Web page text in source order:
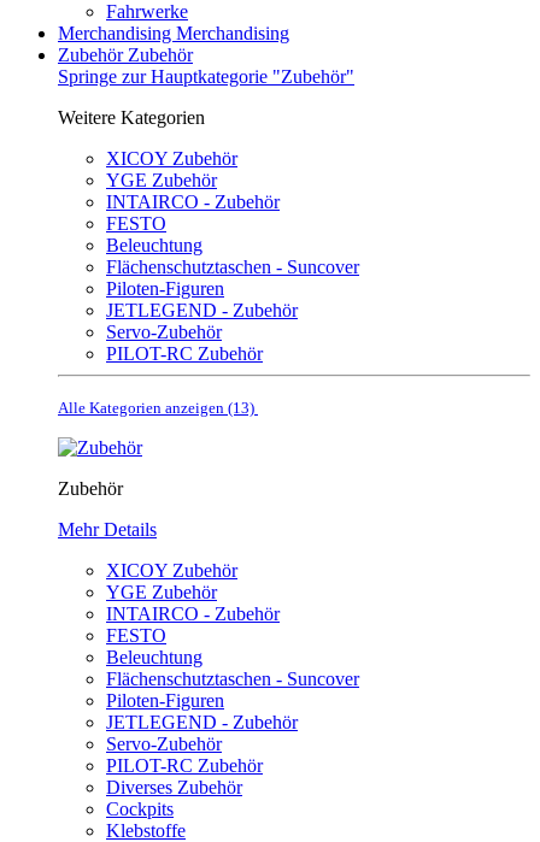
Fahrwerke
Merchandising Merchandising
Zubehör Zubehör
Springe zur Hauptkategorie "Zubehör"
Weitere Kategorien
XICOY Zubehör
YGE Zubehör
INTAIRCO - Zubehör
FESTO
Beleuchtung
Flächenschutztaschen - Suncover
Piloten-Figuren
JETLEGEND - Zubehör
Servo-Zubehör
PILOT-RC Zubehör
Alle Kategorien anzeigen (13)
Zubehör
Mehr Details
XICOY Zubehör
YGE Zubehör
INTAIRCO - Zubehör
FESTO
Beleuchtung
Flächenschutztaschen - Suncover
Piloten-Figuren
JETLEGEND - Zubehör
Servo-Zubehör
PILOT-RC Zubehör
Diverses Zubehör
Cockpits
Klebstoffe